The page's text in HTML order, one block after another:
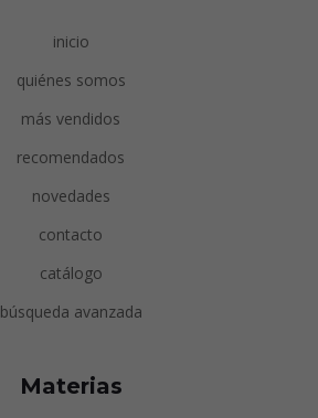
inicio
quiénes somos
más vendidos
recomendados
novedades
contacto
catálogo
búsqueda avanzada
Materias